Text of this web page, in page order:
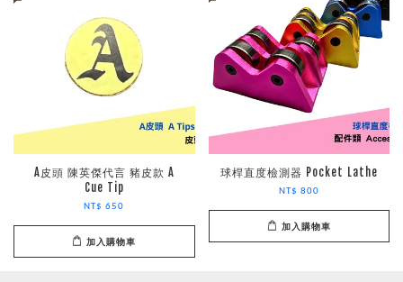
A皮頭 陳英傑代言 豬皮款 A
Cue Tip
NT$ 650
加入購物車
球桿直度檢測器 Pocket Lathe
NT$ 800
加入購物車